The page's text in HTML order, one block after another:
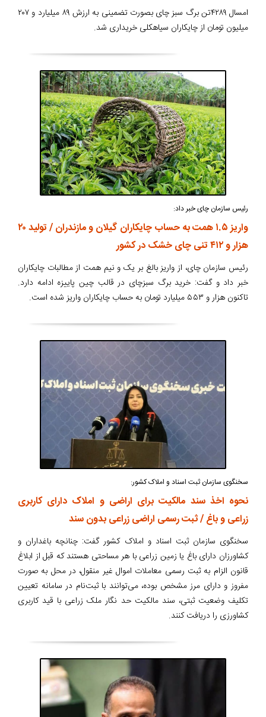
امسال ۴۲۸۹تن برگ سبز چای بصورت تضمینی به ارزش ۸۹ میلیارد و ۲۰۷
میلیون تومان از چایکاران سیاهکلی خریداری شد.
رئیس سازمان چای خبر داد:
واریز ۱.۵ همت به حساب چایکاران گیلان و مازندران / تولید ۲۰
هزار و ۴۱۲ تنی چای خشک در کشور
رئیس سازمان چای، از واریز بالغ بر یک و نیم همت از مطالبات چایکاران
خبر داد و گفت: خرید برگ سبزچای در قالب چین پاییزه ادامه دارد.
تاکنون هزار و ۵۵۳ میلیارد تومان به حساب چایکاران واریز شده است.
سخنگوی سازمان ثبت اسناد و املاک کشور:
نحوه اخذ سند مالکیت برای اراضی و املاک دارای کاربری
زراعی و باغ / ثبت رسمی اراضی زراعی بدون سند
سخنگوی سازمان ثبت اسناد و املاک کشور گفت: چنانچه باغداران و
کشاورزان دارای باغ یا زمین زراعی با هر مساحتی هستند که قبل از ابلاغ
قانون الزام به ثبت رسمی معاملات اموال غیر منقول، در محل به صورت
مفروز و دارای مرز مشخص بوده، می‌توانند با ثبت‌نام در سامانه تعیین
تکلیف وضعیت ثبتی، سند مالکیت حد نگار ملک زراعی با قید کاربری
کشاورزی را دریافت کنند.